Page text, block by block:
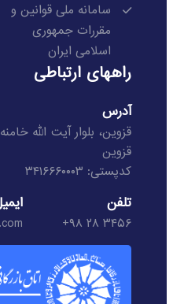
سامانه ملی قوانین و
مقررات جمهوری
اسلامی ایران
راههای ارتباطی
آدرس
قزوین، بلوار آیت الله
قزوین
کدپستی: ۳۴۱۶۶۶۰۰۰۳
تلفن
۳۴۵۶ ۲۸ ۹۸+